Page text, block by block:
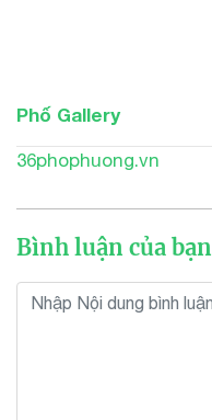
Phố Gallery
36phophuong.vn
Bình luận của bạn